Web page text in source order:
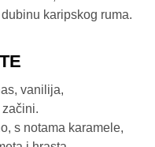
karipskog ruma.
vanilija,
s notama karamele,